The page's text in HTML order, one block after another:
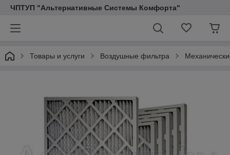
ЧПТУП "Альтернативные Системы Комфорта"
Товары и услуги Воздушные фильтра